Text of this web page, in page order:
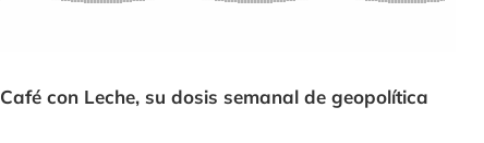
Café con Leche, su dosis semanal de geopolítica